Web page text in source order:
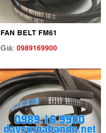
FAN BELT FM61
Giá: 0989169900